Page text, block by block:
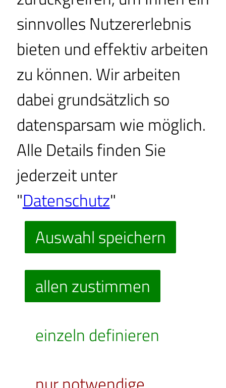
Riesa Sportarena
Riesaer Hafen
"Röderauwald Zabeltitz"
Zur unseren
Ballonfahren in der
Meißen Riesa
erlauben Sie die
um diesen "externer
sinnvolles Nutzererlebnis
bieten und effektiv arbeiten
zu können. Wir arbeiten
dabei grundsätzlich so
datensparsam wie möglich.
Alle Details finden Sie
jederzeit unter
"Datenschutz"
Auswahl speichern
allen zustimmen
einzeln definieren